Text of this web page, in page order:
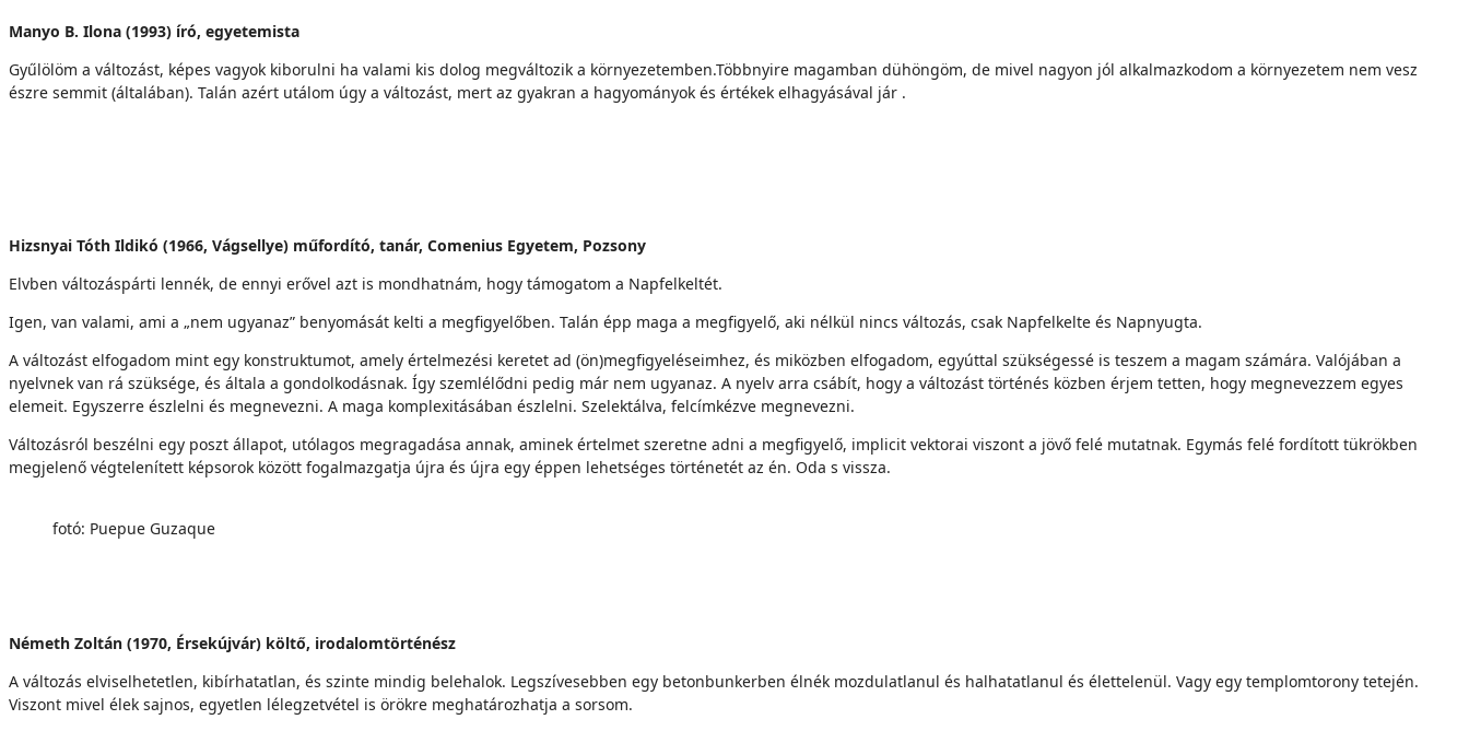
Manyo B. Ilona (1993) író, egyetemista
Gyűlölöm a változást, képes vagyok kiborulni ha valami kis dolog megváltozik a környezetemben.Többnyire magamban dühöngöm, de mivel nagyon jól alkalmazkodom a környezetem nem vesz
észre semmit (általában). Talán azért utálom úgy a változást, mert az gyakran a hagyományok és értékek elhagyásával jár .
Hizsnyai Tóth Ildikó (1966, Vágsellye) műfordító, tanár, Comenius Egyetem, Pozsony
Elvben változáspárti lennék, de ennyi erővel azt is mondhatnám, hogy támogatom a Napfelkeltét.
Igen, van valami, ami a „nem ugyanaz” benyomását kelti a megfigyelőben. Talán épp maga a megfigyelő, aki nélkül nincs változás, csak Napfelkelte és Napnyugta.
A változást elfogadom mint egy konstruktumot, amely értelmezési keretet ad (ön)megfigyeléseimhez, és miközben elfogadom, egyúttal szükségessé is teszem a magam számára. Valójában a
nyelvnek van rá szüksége, és általa a gondolkodásnak. Így szemlélődni pedig már nem ugyanaz. A nyelv arra csábít, hogy a változást történés közben érjem tetten, hogy megnevezzem egyes
elemeit. Egyszerre észlelni és megnevezni. A maga komplexitásában észlelni. Szelektálva, felcímkézve megnevezni.
Változásról beszélni egy poszt állapot, utólagos megragadása annak, aminek értelmet szeretne adni a megfigyelő, implicit vektorai viszont a jövő felé mutatnak. Egymás felé fordított tükrökben
megjelenő végtelenített képsorok között fogalmazgatja újra és újra egy éppen lehetséges történetét az én. Oda s vissza.
fotó: Puepue Guzaque
Németh Zoltán (1970, Érsekújvár) költő, irodalomtörténész
A változás elviselhetetlen, kibírhatatlan, és szinte mindig belehalok. Legszívesebben egy betonbunkerben élnék mozdulatlanul és halhatatlanul és élettelenül. Vagy egy templomtorony tetején.
Viszont mivel élek sajnos, egyetlen lélegzetvétel is örökre meghatározhatja a sorsom.